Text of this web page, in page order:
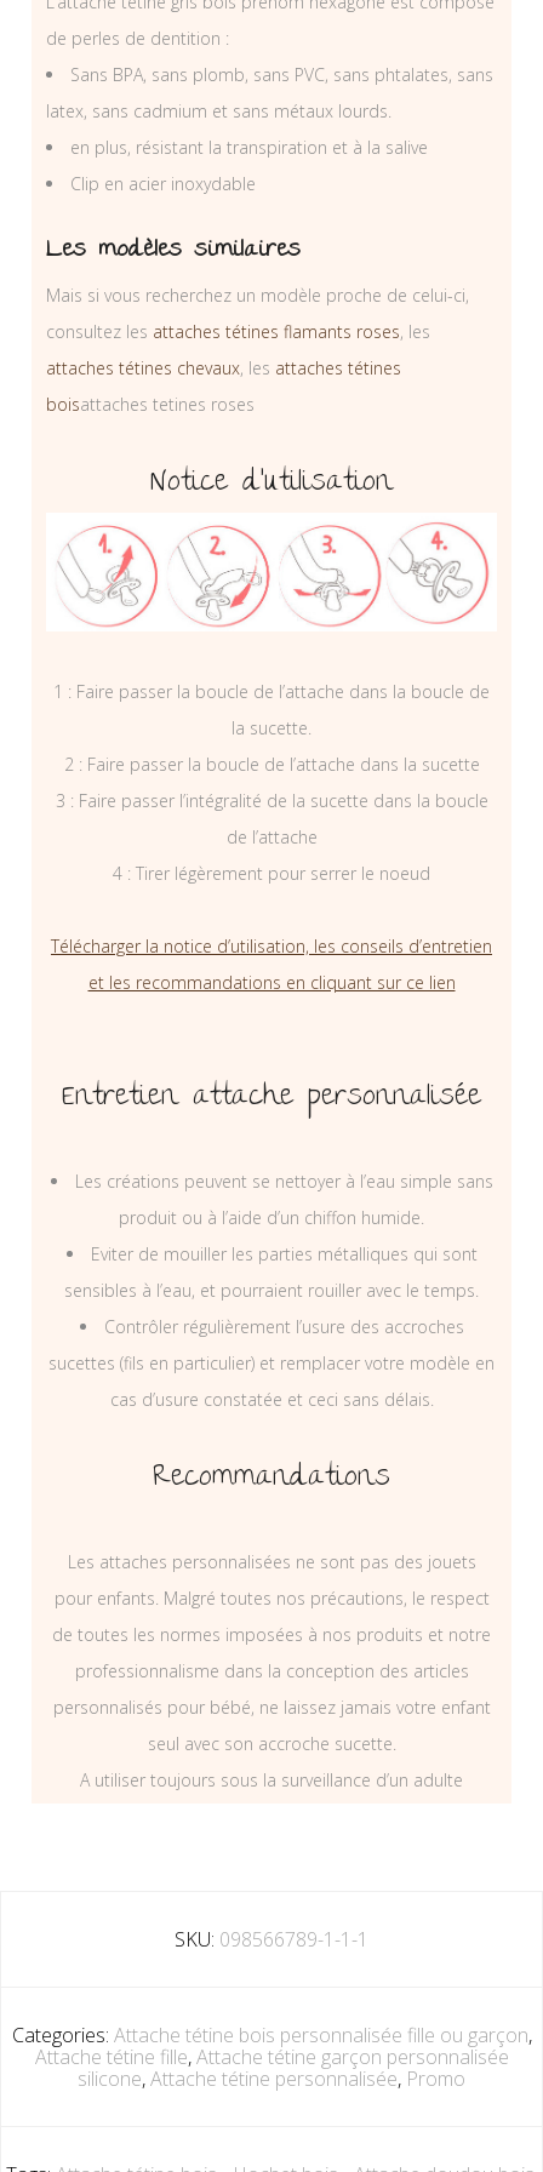
de perles de dentition :
Sans BPA, sans plomb, sans PVC, sans phtalates, sans
latex, sans cadmium et sans métaux lourds.
en plus, résistant la transpiration et à la salive
Clip en acier inoxydable
Les modèles similaires
Mais si vous recherchez un modèle proche de celui-ci,
consultez les attaches tétines flamants roses, les
attaches tétines chevaux, les attaches tétines
boisattaches tetines roses
Notice d’utilisation
1 : Faire passer la boucle de l’attache dans la boucle de
la sucette.
2 : Faire passer la boucle de l’attache dans la sucette
3 : Faire passer l’intégralité de la sucette dans la boucle
de l’attache
4 : Tirer légèrement pour serrer le noeud
Télécharger la notice d’utilisation, les conseils d’entretien
et les recommandations en cliquant sur ce lien
Entretien attache personnalisée
Les créations peuvent se nettoyer à l’eau simple sans
produit ou à l’aide d’un chiffon humide.
Eviter de mouiller les parties métalliques qui sont
sensibles à l’eau, et pourraient rouiller avec le temps.
Contrôler régulièrement l’usure des accroches
sucettes (fils en particulier) et remplacer votre modèle en
cas d’usure constatée et ceci sans délais.
Recommandations
Les attaches personnalisées ne sont pas des jouets
pour enfants. Malgré toutes nos précautions, le respect
de toutes les normes imposées à nos produits et notre
professionnalisme dans la conception des articles
personnalisés pour bébé, ne laissez jamais votre enfant
seul avec son accroche sucette.
A utiliser toujours sous la surveillance d’un adulte
SKU: 098566789-1-1-1
Categories: Attache tétine bois personnalisée fille ou garçon,
Attache tétine fille,Attache tétine garçon personnalisée
silicone,Attache tétine personnalisée, Promo